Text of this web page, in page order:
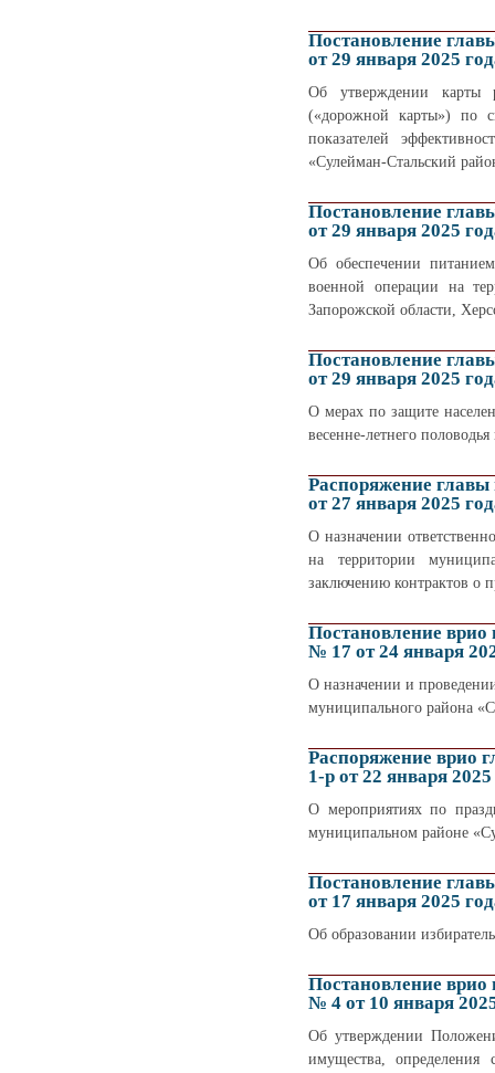
Постановление
от 29 января 2025
Об утверждении карты
(«дорожной карты») по
показателей
«Сулейман-Стальский
Постановление
от 29 января 2025
Об обеспечении
военной операции на
Запорожской области,
Постановление
от 29 января 2025
О мерах по защите
весенне-летнего
Распоряжение
от 27 января 2025
О назначении
на территории
заключению контрактов о
Постановление
№ 17 от 24 января
О назначении и
муниципального района
Распоряжение врио
1-р от 22 января
О мероприятиях по
муниципальном районе
Постановление
от 17 января 2025
Об образовании
Постановление
№ 4 от 10 января
Об утверждении
имущества, определения